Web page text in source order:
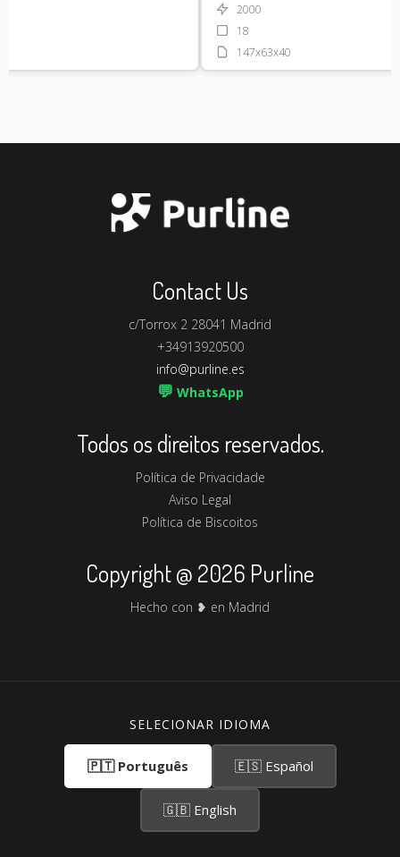
2000
18
147x63x40
Contact Us
c/Torrox 2 28041 Madrid
+34913920500
info@purline.es
💬 WhatsApp
Todos os direitos reservados.
Política de Privacidade
Aviso Legal
Política de Biscoitos
Copyright @ 2026 Purline
Hecho con ❥ en Madrid
SELECIONAR IDIOMA
🇵🇹 Português 🇪🇸 Español
🇬🇧 English